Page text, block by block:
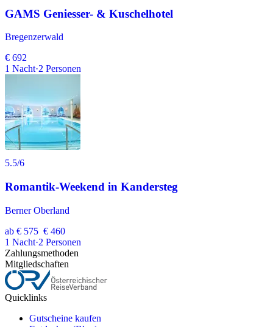
GAMS Geniesser- & Kuschelhotel
Bregenzerwald
€ 692
1 Nacht·2 Personen
5.5/6
Romantik-Weekend in Kandersteg
Berner Oberland
ab € 575 € 460
1 Nacht·2 Personen
Zahlungsmethoden
Mitgliedschaften
Quicklinks
Gutscheine kaufen